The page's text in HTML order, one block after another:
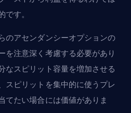
す。
のアセンダンシーオプションの
を注意深く考慮する必要があり
なスピリット容量を増加させる
スピリットを集中的に使うプレ
てたい場合には価値がありま